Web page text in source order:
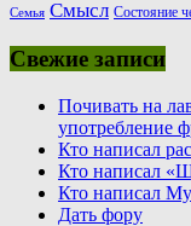
Семья Смысл Состояние
Свежие записи
Почивать на
употребление
Кто написал
Кто написал
Кто написал
Дать фору